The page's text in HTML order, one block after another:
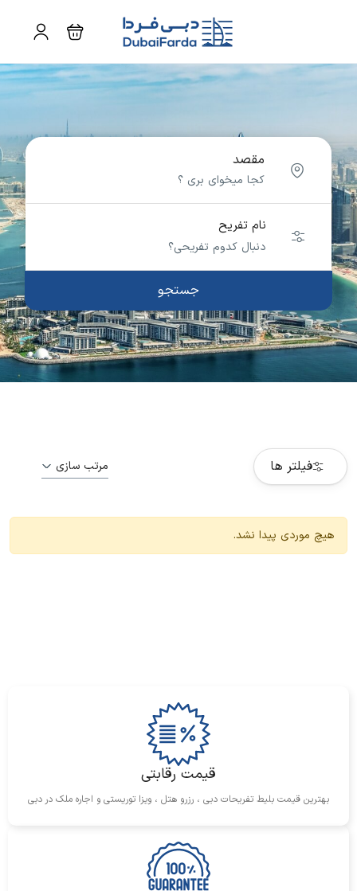
مقصد
نام تفریح
جستجو
فیلتر ها مرتب سازی
هیچ موردی پیدا نشد.
قیمت رقابتی
بهترین قیمت بلیط تفریحات دبی ، رزرو هتل ، ویزا توریستی و اجاره ملک در دبی